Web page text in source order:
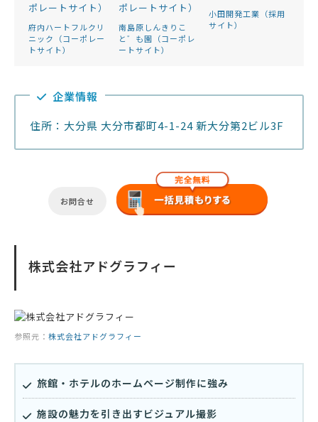
府内ハートフルクリ
ニック（コーポレー
トサイト）
南島原しんきりこ
と゛も園（コーポレ
ートサイト）
小田開発工業（採用
サイト）
企業情報
住所：大分県 大分市都町4-1-24 新大分第2ビル3F
お問合せ
株式会社アドグラフィー
参照元： 株式会社アドグラフィー
旅館・ホテルのホームページ制作に強み
施設の魅力を引き出すビジュアル撮影